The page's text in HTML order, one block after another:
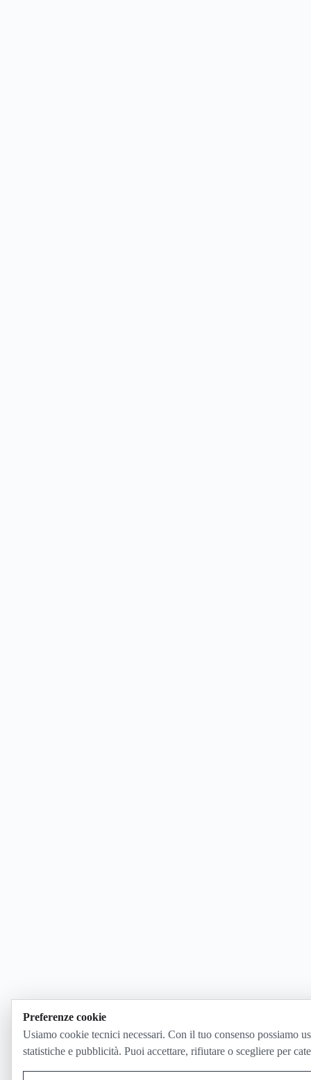
Preferenze cookie
Usiamo cookie tecnici necessari. Con il tuo consenso possiamo
statistiche e pubblicità. Puoi accettare, rifiutare o scegliere per